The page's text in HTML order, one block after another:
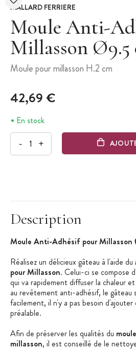
MALLARD FERRIERE
Moule Anti-
Millasson Ø9.5
Moule pour millasson H.2 cm
42,69 €
En stock
- +
Description
Moule Anti-Adhésif pour Millasson
Réalisez un délicieux gâteau à l'aide du
pour Millasson. Celui-ci se compose
qui va rapidement diffuser la chaleur
au revêtement anti-adhésif, le gâteau
facilement, il n'y a pas besoin d'ajouter
préalable.
Afin de préserver les qualités du
millasson, il est conseillé de le